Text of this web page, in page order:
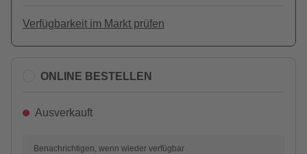
Verfügbarkeit im Markt prüfen
ONLINE BESTELLEN
Ausverkauft
Benachrichtigen, wenn wieder verfügbar